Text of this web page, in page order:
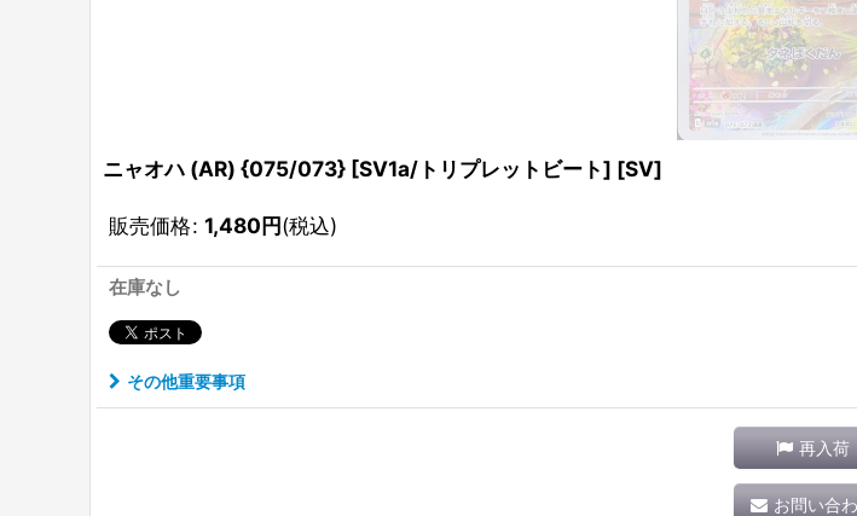
ニャオハ (AR) {075/073} [SV1a/トリプレットビート] [SV]
販売価格: 1,480円(税込)
在庫なし
その他重要事項
再入荷
お問い合